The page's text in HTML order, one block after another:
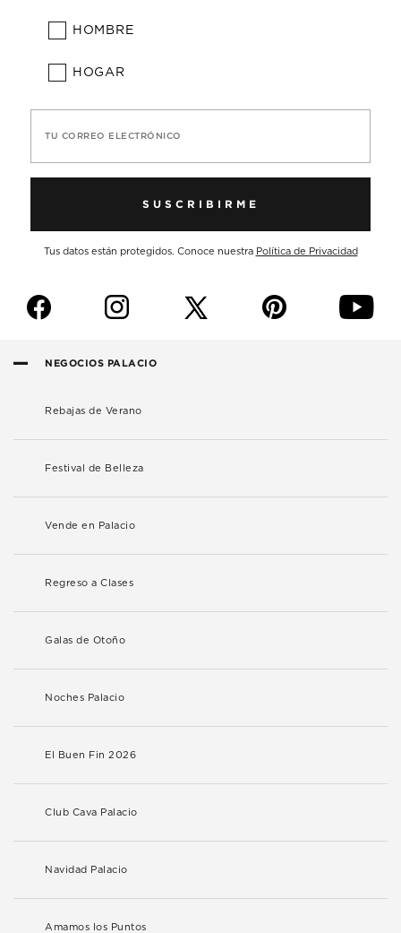
HOMBRE
HOGAR
TU CORREO ELECTRÓNICO
SUSCRIBIRME
Tus datos están protegidos. Conoce nuestra Política de Privacidad
f i p y
NEGOCIOS PALACIO
Rebajas de Verano
Festival de Belleza
Vende en Palacio
Regreso a Clases
Galas de Otoño
Noches Palacio
El Buen Fin 2026
Club Cava Palacio
Navidad Palacio
Amamos los Puntos